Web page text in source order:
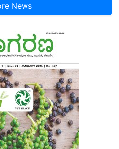
News